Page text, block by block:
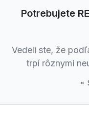
Potrebujete
Vedeli ste, že
trpí rôznymi